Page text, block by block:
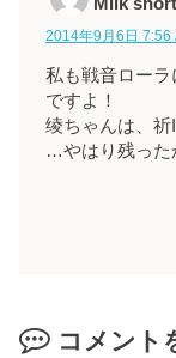
Milk short
2014年9月6日 7:56
私も戦音ロー
ですよ！
绫ちゃんは、祈
…やはり残った
コメント